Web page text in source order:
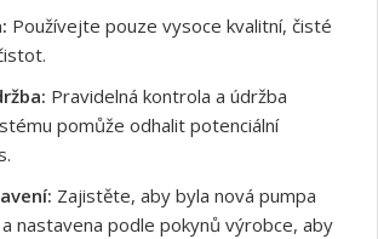
Používejte pouze vysoce kvalitní, čisté
Pravidelná kontrola a údržba
pomůže odhalit potenciální
Zajistěte, aby byla nová pumpa
nastavena podle pokynů výrobce, aby